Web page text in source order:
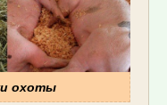
охоты